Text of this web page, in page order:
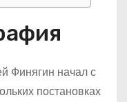
Финягин начал с
постановках